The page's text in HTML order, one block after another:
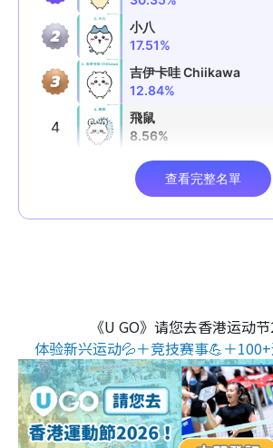
《U GO》请您去香港运动节
体验新兴运动💦＋竞技赛事💪＋